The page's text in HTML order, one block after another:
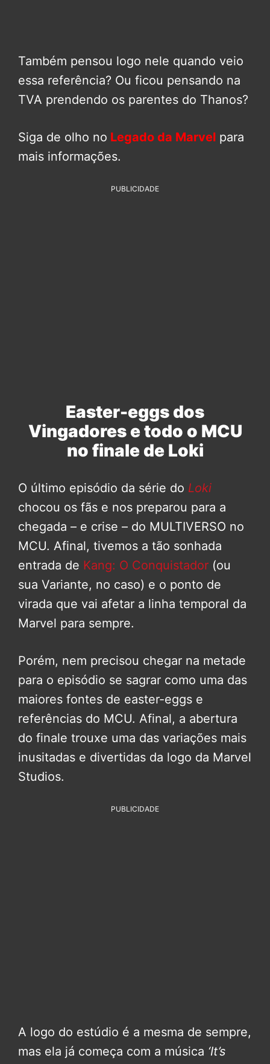
Também pensou logo nele quando veio
essa referência? Ou ficou pensando na
TVA prendendo os parentes do Thanos?
Siga de olho no Legado da Marvel para
mais informações.
PUBLICIDADE
Easter-eggs dos
Vingadores e todo o MCU
no finale de Loki
O último episódio da série do Loki
chocou os fãs e nos preparou para a
chegada – e crise – do MULTIVERSO no
MCU. Afinal, tivemos a tão sonhada
entrada de Kang: O Conquistador (ou
sua Variante, no caso) e o ponto de
virada que vai afetar a linha temporal da
Marvel para sempre.
Porém, nem precisou chegar na metade
para o episódio se sagrar como uma das
maiores fontes de easter-eggs e
referências do MCU. Afinal, a abertura
do finale trouxe uma das variações mais
inusitadas e divertidas da logo da Marvel
Studios.
PUBLICIDADE
A logo do estúdio é a mesma de sempre,
mas ela já começa com a música ‘It’s